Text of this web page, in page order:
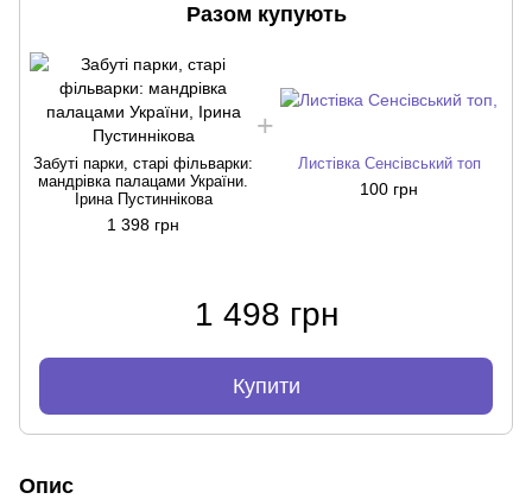
Разом купують
Забуті парки, старі фільварки:
мандрівка палацами України.
Ірина Пустиннікова
1 398 грн
Листівка Сенсівський топ
100 грн
1 498 грн
Купити
Опис